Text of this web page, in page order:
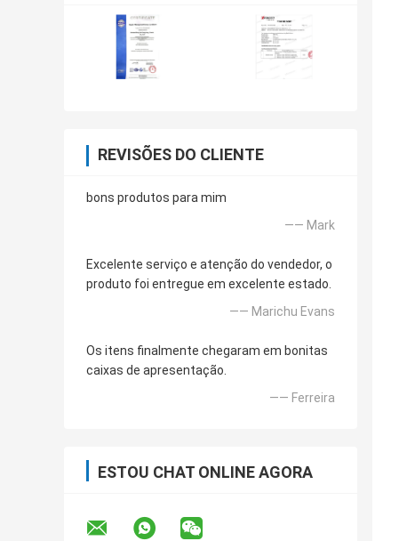
REVISÕES DO CLIENTE
bons produtos para mim
—— Mark
Excelente serviço e atenção do vendedor, o
produto foi entregue em excelente estado.
—— Marichu Evans
Os itens finalmente chegaram em bonitas
caixas de apresentação.
—— Ferreira
ESTOU CHAT ONLINE AGORA